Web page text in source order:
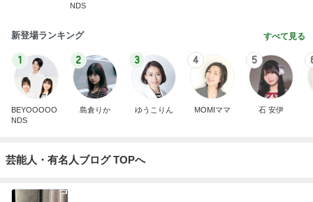
NDS
新登場ランキング すべて見る
1
BEYOOOOO
NDS
2
島倉りか
3
ゆうこりん
4
MOMIママ
5
石 安伊
芸能人・有名人ブログ TOPへ